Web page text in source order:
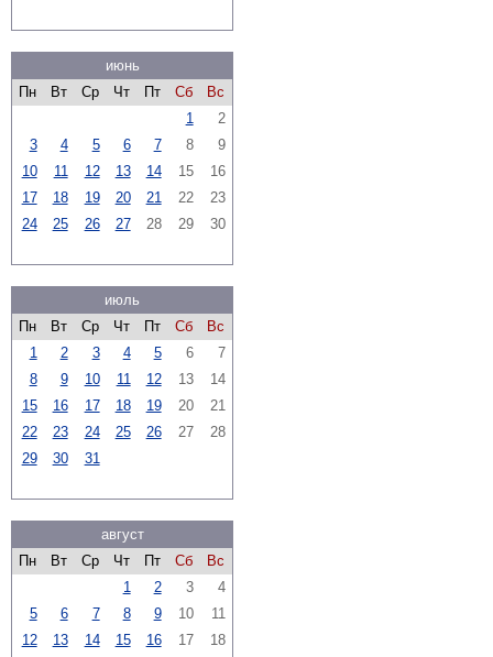
июнь
Пн
Вт Ср Чт Пт Сб
Вс
1
2
3
4 5 6 7 8
9
10
11 12 13 14 15
16
17
18 19 20 21 22
23
24
25 26 27 28 29 30
июль
Пн
Вт Ср Чт Пт Сб
Вс
1
2 3 4 5 6
7
8
9 10 11 12 13
14
15
16 17 18 19 20
21
22
23 24 25 26 27
28
29
30 31
август
Пн
Вт Ср Чт Пт Сб
Вс
1
2 3
4
5
6 7 8 9 10
11
12
13 14 15 16 17
18